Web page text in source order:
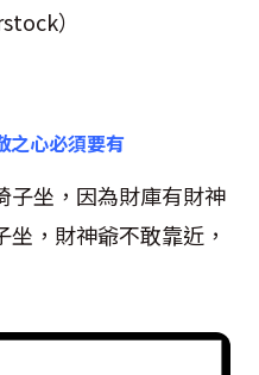
）
之心必須要有
子坐，因為財庫有財神
，財神爺不敢靠近，